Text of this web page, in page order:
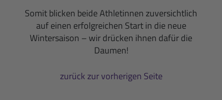
Somit blicken beide Athletinnen zuversichtlich
auf einen erfolgreichen Start in die neue
Wintersaison – wir drücken ihnen dafür die
Daumen!
zurück zur vorherigen Seite